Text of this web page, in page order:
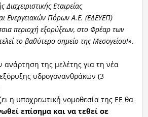
Εταιρείας
Ενεργειακών Πόρων Α.Ε. (ΕΔΕΥΕΠ)
περιοχή εξορύξεων, στο Φρέαρ των
το βαθύτερο σημείο της Μεσογείου!».
της μελέτης για τη νέα
υδρογονανθράκων (3
η υποχρεωτική νομοθεσία της ΕΕ θα
επίσημα και να τεθεί σε